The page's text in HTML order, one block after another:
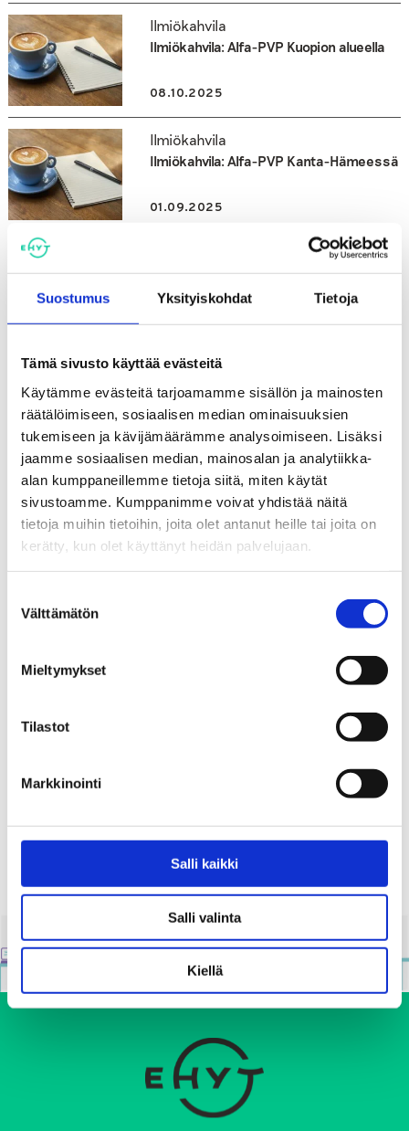
Suostumus Yksityiskohdat Tietoja
Tämä sivusto käyttää evästeitä
Käytämme evästeitä tarjoamamme sisällön ja mainosten
räätälöimiseen, sosiaalisen median ominaisuuksien
tukemiseen ja kävijämäärämme analysoimiseen. Lisäksi
jaamme sosiaalisen median, mainosalan ja analytiikka-
alan kumppaneillemme tietoja siitä, miten käytät
sivustoamme. Kumppanimme voivat yhdistää näitä
tietoja muihin tietoihin, joita olet antanut heille tai joita on
kerätty, kun olet käyttänyt heidän palvelujaan.
valinta
Välttämätön
Mieltymykset
Tilastot
Markkinointi
Salli kaikki
Salli valinta
Kiellä
Ilmiökahvila
Ilmiökahvila: Alfa-PVP Kuopion alueella
08.10.2025
Ilmiökahvila
Ilmiökahvila: Alfa-PVP Kanta-Hämeessä
01.09.2025
Ilmiökahvila: Sähkösavukkeiden käyttö
Haminassa
Ilmiökahvila
Ilmiökahvila: K60 päihteet ja
rahapelaaminen puheeksi
13.02.2025
Ilmiökahvila
Ilmiökahvila: Alaikäisten ongelmallinen
PERUTTU Ilmiökahvila: Alaikäisten
O
T
S
P
A
1 2 3 SEURAAVA>